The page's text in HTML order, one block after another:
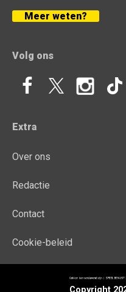
Meer weten?
Volg ons
Extra
Over ons
Redactie
Contact
Cookie-beleid
Copyright